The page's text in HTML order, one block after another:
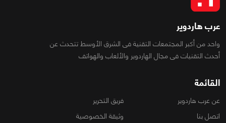
عرب هاردوير
واحد من أكبر المجتمعات التقنية فى الشرق الأوسط تتحدث عن
أحدث التقنيات فى مجال الهاردوير والألعاب والهواتف
القائمة
عن عرب هاردوير
فريق التحرير
اتصل بنا
وثيقة الخصوصية